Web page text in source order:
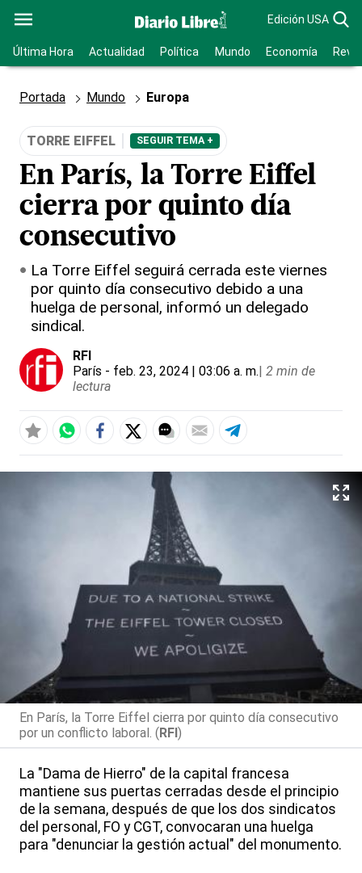
Edición USA
Última Hora Actualidad Política Mundo Economía
Portada Mundo Europa
TORRE EIFFEL SEGUIR TEMA +
En París, la Torre Eiffel
cierra por quinto día
consecutivo
La Torre Eiffel seguirá cerrada este viernes
por quinto día consecutivo debido a una
huelga de personal, informó un delegado
sindical.
RFI
París - feb. 23, 2024 | 03:06 a. m.| 2 min de
lectura
En París, la Torre Eiffel cierra por quinto día consecutivo
por un conflicto laboral. (RFI)
La "Dama de Hierro" de la capital francesa
mantiene sus puertas cerradas desde el principio
de la semana, después de que los dos sindicatos
del personal, FO y CGT, convocaran una huelga
para "denunciar la gestión actual" del monumento.